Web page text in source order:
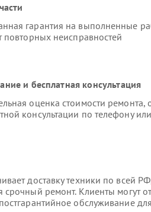
гарантия на выполненные
повторных неисправностей
и бесплатная консультация
оценка стоимости ремонта,
консультации по телефону
доставку техники по всей
ремонт. Клиенты могут
обслуживание